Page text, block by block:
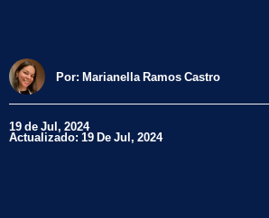
Por: Marianella Ramos Castro
19 de Jul, 2024
Actualizado: 19 De Jul, 2024